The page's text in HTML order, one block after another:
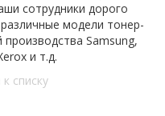
сотрудники дорого
различные модели тонер-
производства Samsung,
и т.д.
списку